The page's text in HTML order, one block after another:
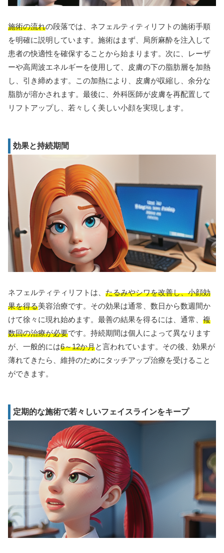
施術の流れの段落では、ネフェルティティリフトの施術手順
を明確に説明しています。施術はまず、局所麻酔を注入して
患者の快適性を確保することから始まります。次に、レーザ
ーや高周波エネルギーを使用して、皮膚の下の脂肪層を加熱
し、引き締めます。この加熱により、皮膚が収縮し、余分な
脂肪が溶かされます。最後に、外科医師が皮膚を再配置して
リフトアップし、若々しく美しい小顔を実現します。
効果と持続期間
ネフェルティティリフトは、 たるみやシワを改善し、小顔効
果を得る美容治療です。その効果は通常、数日から数週間か
けて徐々に現れ始めます。最善の結果を得るには、通常、 複
数回の治療が必要です。持続期間は個人によって異なります
が、一般的には6～12か月と言われています。その後、効果が
薄れてきたら、維持のためにタッチアップ治療を受けること
ができます。
定期的な施術で若々しいフェイスラインをキープ